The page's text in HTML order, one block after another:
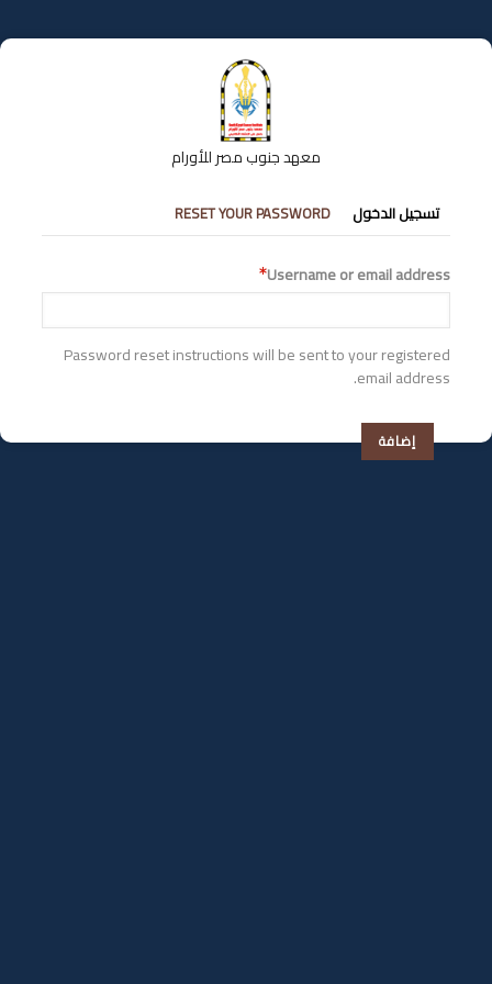
إلى
المحتوى
معهد جنوب مصر للأورام
التبويبات
الأساسية
تسجيل الدخول RESET YOUR PASSWORD
Username or email address
Password reset instructions will be sent to your registered
email address.